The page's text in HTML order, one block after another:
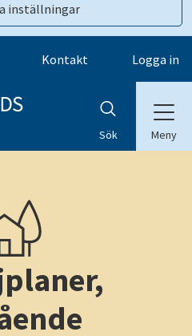
inställningar
Kontakt Logga in
Sök Meny